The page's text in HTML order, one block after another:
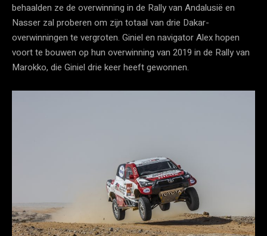
behaalden ze de overwinning in de Rally van Andalusië en
Nasser zal proberen om zijn totaal van drie Dakar-
overwinningen te vergroten. Giniel en navigator Alex hopen
voort te bouwen op hun overwinning van 2019 in de Rally van
Marokko, die Giniel drie keer heeft gewonnen.